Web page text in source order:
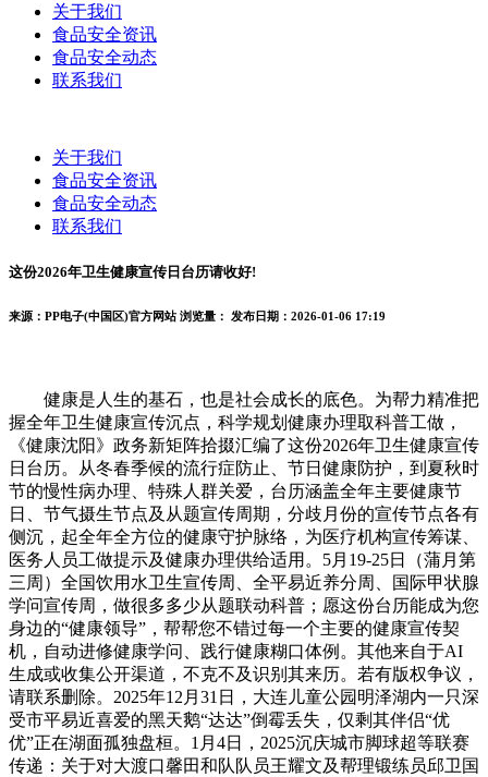
关于我们
食品安全资讯
食品安全动态
联系我们
关于我们
食品安全资讯
食品安全动态
联系我们
这份2026年卫生健康宣传日台历请收好!
来源：PP电子(中国区)官方网站 浏览量： 发布日期：2026-01-06 17:19
健康是人生的基石，也是社会成长的底色。为帮力精准把
握全年卫生健康宣传沉点，科学规划健康办理取科普工做，
《健康沈阳》政务新矩阵拾掇汇编了这份2026年卫生健康宣传
日台历。从冬春季候的流行症防止、节日健康防护，到夏秋时
节的慢性病办理、特殊人群关爱，台历涵盖全年主要健康节
日、节气摄生节点及从题宣传周期，分歧月份的宣传节点各有
侧沉，起全年全方位的健康守护脉络，为医疗机构宣传筹谋、
医务人员工做提示及健康办理供给适用。5月19-25日（蒲月第
三周）全国饮用水卫生宣传周、全平易近养分周、国际甲状腺
学问宣传周，做很多多少从题联动科普；愿这份台历能成为您
身边的“健康领导”，帮帮您不错过每一个主要的健康宣传契
机，自动进修健康学问、践行健康糊口体例。其他来自于AI
生成或收集公开渠道，不克不及识别其来历。若有版权争议，
请联系删除。2025年12月31日，大连儿童公园明泽湖内一只深
受市平易近喜爱的黑天鹅“达达”倒霉丢失，仅剩其伴侣“优
优”正在湖面孤独盘桓。1月4日，2025沉庆城市脚球超等联赛
传递：关于对大渡口馨田和队队员王耀文及帮理锻练员邱卫国